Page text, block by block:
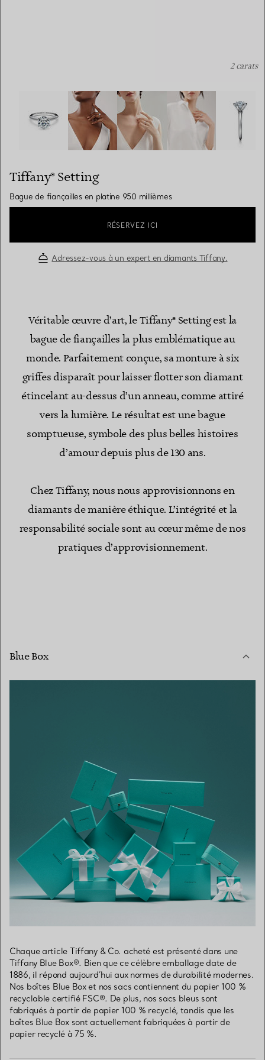
Tiffany® Setting: Bague de fiançailles en platine 950
2 carats
Tiffany® Setting
Bague de fiançailles en platine 950 millièmes
RÉSERVEZ ICI
Adressez-vous à un expert en diamants Tiffany.
Véritable œuvre d’art, le Tiffany® Setting est la
bague de fiançailles la plus emblématique au
monde. Parfaitement conçue, sa monture à six
griffes disparaît pour laisser flotter son diamant
étincelant au-dessus d’un anneau, comme attiré
vers la lumière. Le résultat est une bague
somptueuse, symbole des plus belles histoires
d’amour depuis plus de 130 ans.
Chez Tiffany, nous nous approvisionnons en
diamants de manière éthique. L’intégrité et la
responsabilité sociale sont au cœur même de nos
pratiques d’approvisionnement.
Blue Box
Chaque article Tiffany & Co. acheté est présenté dans une
Tiffany Blue Box®. Bien que ce célèbre emballage date de
1886, il répond aujourd’hui aux normes de durabilité modernes.
Nos boîtes Blue Box et nos sacs contiennent du papier 100 %
recyclable certifié FSC®. De plus, nos sacs bleus sont
fabriqués à partir de papier 100 % recyclé, tandis que les
boîtes Blue Box sont actuellement fabriquées à partir de
papier recyclé à 75 %.